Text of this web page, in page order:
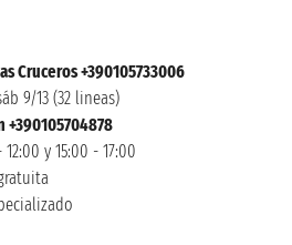
Cruceros +390105733006
9/13 (32 lineas)
y 15:00 - 17:00